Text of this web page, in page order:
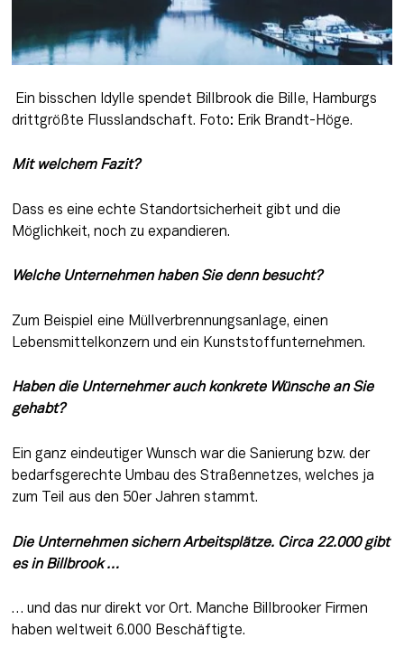
drittgrößte Flusslandschaft. Foto: Erik Brandt-Höge.
Mit welchem Fazit?
Dass es eine echte Standortsicherheit gibt und die
Möglichkeit, noch zu expandieren.
Welche Unternehmen haben Sie denn besucht?
Zum Beispiel eine Müllverbrennungsanlage, einen
Lebensmittelkonzern und ein Kunststoffunternehmen.
Haben die Unternehmer auch konkrete Wünsche an Sie
gehabt?
Ein ganz eindeutiger Wunsch war die Sanierung bzw. der
bedarfsgerechte Umbau des Straßennetzes, welches ja
zum Teil aus den 50er Jahren stammt.
Die Unternehmen sichern Arbeitsplätze. Circa 22.000 gibt
es in Billbrook …
… und das nur direkt vor Ort. Manche Billbrooker Firmen
haben weltweit 6.000 Beschäftigte.